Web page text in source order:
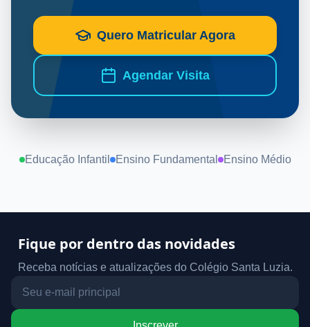
Quero Matricular Agora
Agendar Visita
Educação Infantil Ensino Fundamental Ensino Médio
Fique por dentro das novidades
Receba notícias e atualizações do Colégio Santa Luzia.